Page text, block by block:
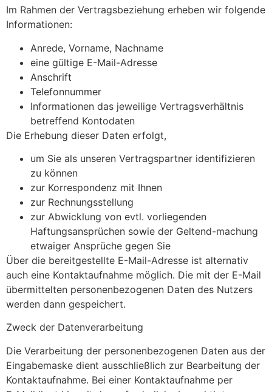
Im Rahmen der Vertragsbeziehung erheben wir folgende
Informationen:
Anrede, Vorname, Nachname
eine gültige E-Mail-Adresse
Anschrift
Telefonnummer
Informationen das jeweilige Vertragsverhältnis
betreffend Kontodaten
Die Erhebung dieser Daten erfolgt,
um Sie als unseren Vertragspartner identifizieren
zu können
zur Korrespondenz mit Ihnen
zur Rechnungsstellung
zur Abwicklung von evtl. vorliegenden
Haftungsansprüchen sowie der Geltend-machung
etwaiger Ansprüche gegen Sie
Über die bereitgestellte E-Mail-Adresse ist alternativ
auch eine Kontaktaufnahme möglich. Die mit der E-Mail
übermittelten personenbezogenen Daten des Nutzers
werden dann gespeichert.
Zweck der Datenverarbeitung
Die Verarbeitung der personenbezogenen Daten aus der
Eingabemaske dient ausschließlich zur Bearbeitung der
Kontaktaufnahme. Bei einer Kontaktaufnahme per